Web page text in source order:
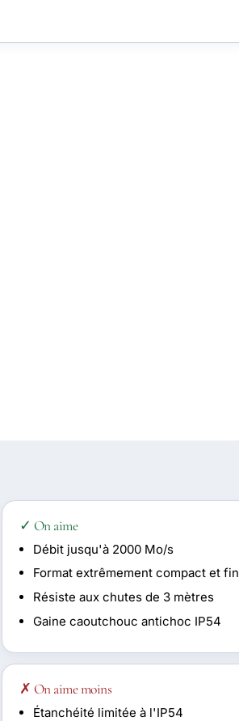
✓ On aime
Débit jusqu'à 2000 Mo/s
Format extrêmement compact et fin
Résiste aux chutes de 3 mètres
Gaine caoutchouc antichoc IP54
✗ On aime moins
Étanchéité limitée à l'IP54